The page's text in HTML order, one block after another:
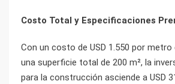
Costo Total y Especificaciones
Con un costo de USD 1.550 por metro
una superficie total de 200 m², la
para la construcción asciende a USD